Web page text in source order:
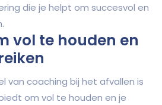
die je helpt om succesvol en
vol te houden en
van coaching bij het afvallen is
om vol te houden en je